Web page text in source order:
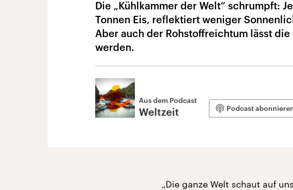
Die „Kühlkammer der Welt“ schrumpft:
Tonnen Eis, reflektiert weniger
Aber auch der Rohstoffreichtum lässt
werden.
Aus dem Podcast
Weltzeit Podcast
„Die ganze Welt schaut auf